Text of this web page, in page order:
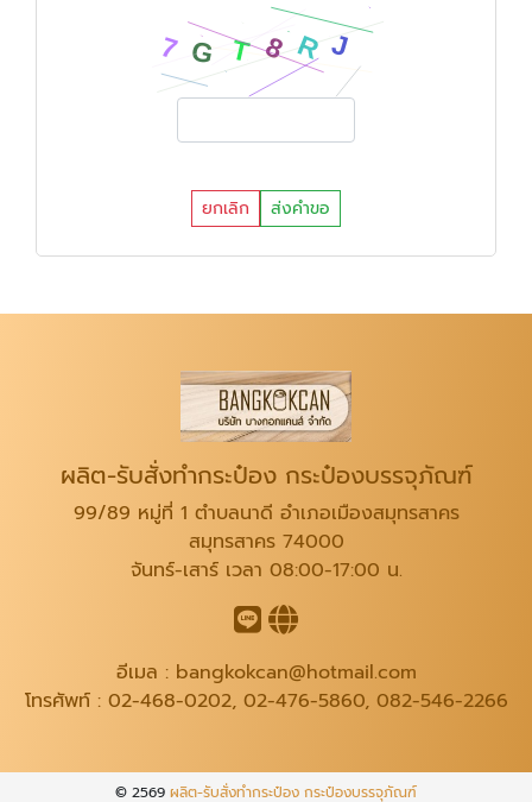
ยกเลิก ส่งคำขอ
ผลิต-รับสั่งทำกระป๋อง กระป๋องบรรจุภัณฑ์
99/89 หมู่ที่ 1 ตำบลนาดี อำเภอเมืองสมุทรสาคร
สมุทรสาคร 74000
จันทร์-เสาร์ เวลา 08:00-17:00 น.
อีเมล : bangkokcan@hotmail.com
โทรศัพท์ : 02-468-0202, 02-476-5860, 082-546-2266
© 2569 ผลิต-รับสั่งทำกระป๋อง กระป๋องบรรจุภัณฑ์